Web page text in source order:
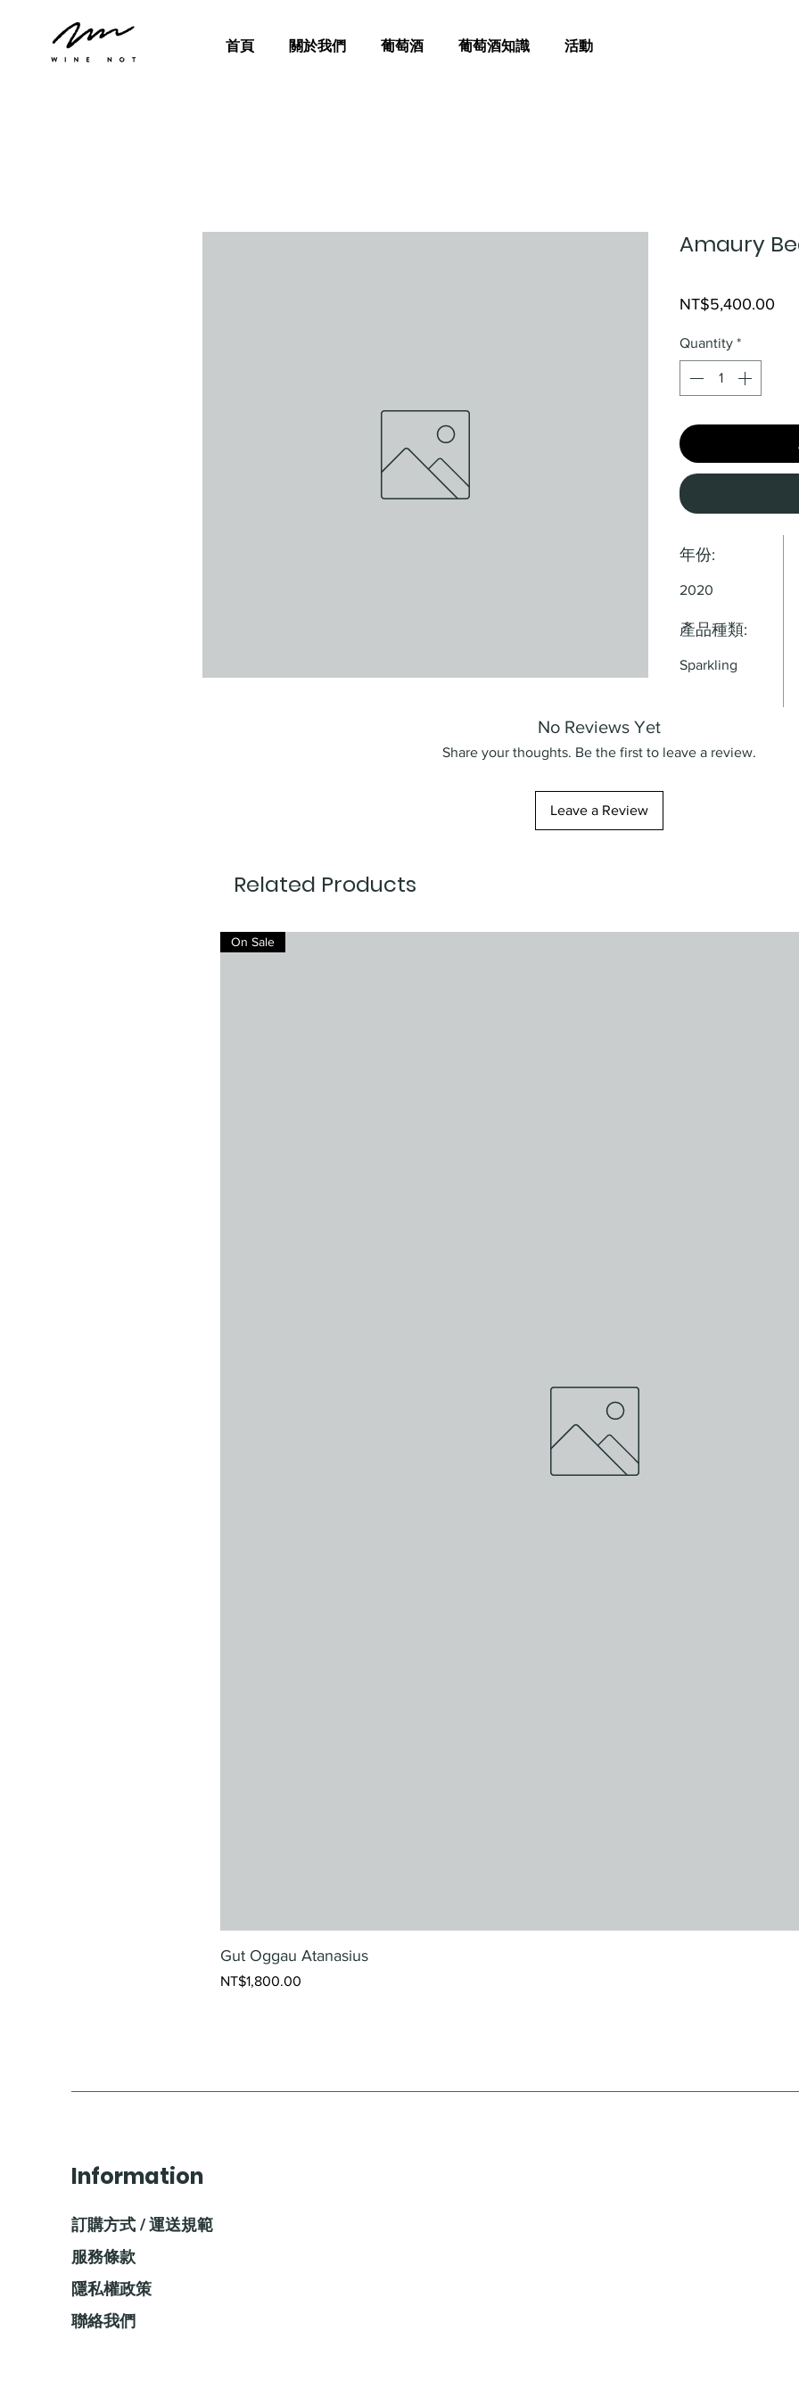
首頁 關於我們 葡萄酒 葡萄酒知識 活動
Amaury
NT$5,400.00
Quantity *
年份:
2020
產品種類:
Sparkling
No Reviews Yet
Share your thoughts. Be the first to leave a review.
Leave a Review
Related Products
On Sale
Gut Oggau Atanasius
Price
NT$1,800.00
Information
訂購方式 / 運送規範
服務條款
隱私權政策
聯絡我們